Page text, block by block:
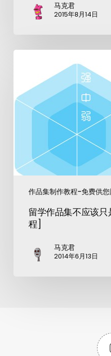
马克君
2015年8月14日
作品集制作教程-免费供
留学作品集不应该
程]
马克君
2014年6月13日